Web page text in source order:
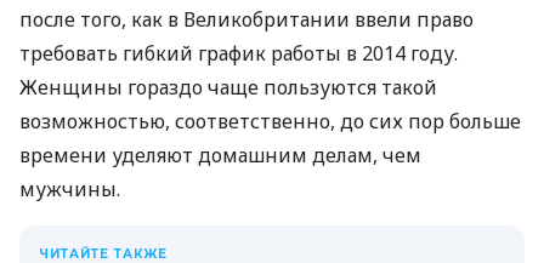
после того, как в Великобритании ввели право
требовать гибкий график работы в 2014 году.
Женщины гораздо чаще пользуются такой
возможностью, соответственно, до сих пор больше
времени уделяют домашним делам, чем
мужчины.
ЧИТАЙТЕ ТАКЖЕ